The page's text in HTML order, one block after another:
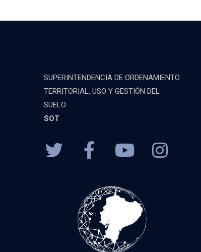
SUPERINTENDENCIA DE ORDENAMIENTO
TERRITORIAL, USO Y GESTIÓN DEL
SUELO
SOT